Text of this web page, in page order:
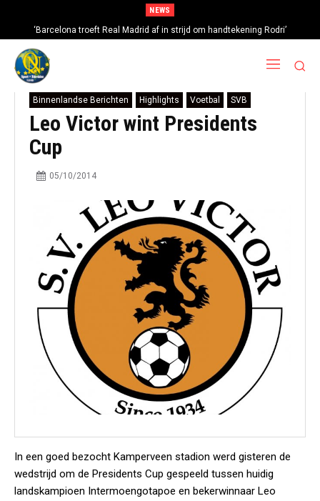
NEWS
‘Barcelona troeft Real Madrid af in strijd om handtekening Rodri’
Binnenlandse Berichten Highlights Voetbal SVB
Leo Victor wint Presidents
Cup
05/10/2014
In een goed bezocht Kamperveen stadion werd gisteren de
wedstrijd om de Presidents Cup gespeeld tussen huidig
landskampioen Intermoengotapoe en bekerwinnaar Leo